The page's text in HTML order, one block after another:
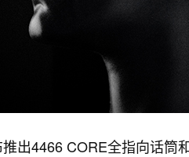
出4466 CORE全指向话筒